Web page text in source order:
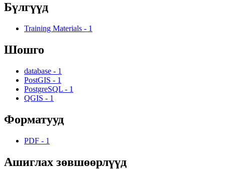
Бүлгүүд
Training Materials - 1
Шошго
database - 1
PostGIS - 1
PostgreSQL - 1
QGIS - 1
Форматууд
PDF - 1
Ашиглах зөвшөөрлүүд